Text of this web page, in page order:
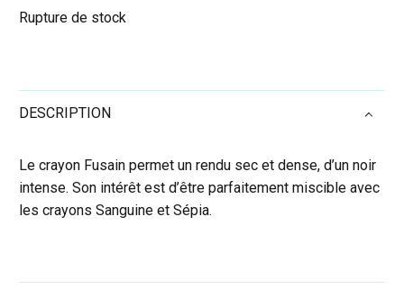
Rupture de stock
DESCRIPTION
Le crayon Fusain permet un rendu sec et dense, d’un noir
intense. Son intérêt est d’être parfaitement miscible avec
les crayons Sanguine et Sépia.